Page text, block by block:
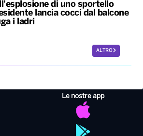
di uno sportello
lancia cocci dal balcone
i ladri
ALTRO
Le nostre app